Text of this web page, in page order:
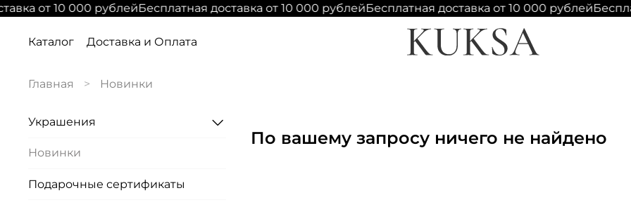
от 10 000 рублейБесплатная доставка от 10 000 рублейБесплатная доставка от 10 000 рублей
Каталог Доставка и Оплата
Главная Новинки
По вашему запросу ничего не найдено
Украшения
Новинки
Подарочные сертификаты